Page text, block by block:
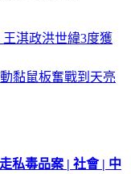
淇政洪世緯3度獲
黏鼠板奮戰到天亮
私毒品案 | 社會 | 中